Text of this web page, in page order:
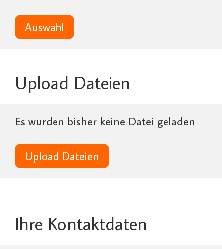
Auswahl
Upload Dateien
Es wurden bisher keine Datei geladen
Upload Dateien
Ihre Kontaktdaten